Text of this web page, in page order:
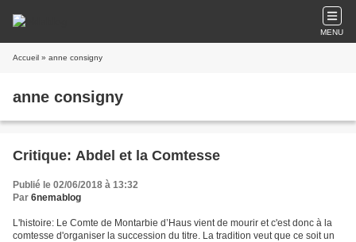
MENU
Accueil » anne consigny
anne consigny
Critique: Abdel et la Comtesse
Publié le 02/06/2018 à 13:32
Par 6nemablog
L'histoire: Le Comte de Montarbie d’Haus vient de mourir et c'est donc à la
comtesse d'organiser la succession du titre. La tradition veut que ce soit un